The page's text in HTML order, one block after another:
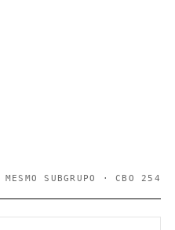
MESMO SUBGRUPO · CBO 254